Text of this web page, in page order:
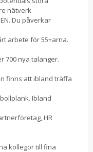
nätverk
Du påverkar
arbete för 55+arna.
700 nya talanger.
finns att ibland träffa
Ibland
HR
kollegor till fina